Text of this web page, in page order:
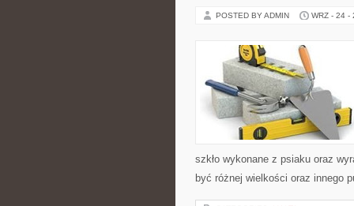
POSTED BY ADMIN WRZ - 24 -
szkło wykonane z psiaku oraz
być różnej wielkości oraz innego